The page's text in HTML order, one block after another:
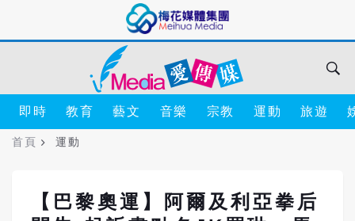
即時 教育 藝文 音樂 宗教 運動 旅遊
首頁 運動
【巴黎奧運】阿爾及利亞拳后